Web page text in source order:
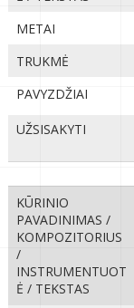
METAI
TRUKMĖ
PAVYZDŽIAI
UŽSISAKYTI
KŪRINIO
PAVADINIMAS /
KOMPOZITORIUS
/
INSTRUMENTUOT
Ė / TEKSTAS